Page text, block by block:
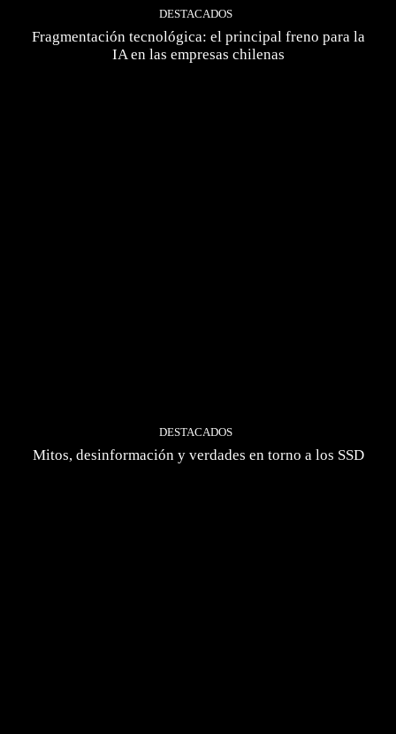
DESTACADOS
Fragmentación tecnológica: el principal freno para la
IA en las empresas chilenas
DESTACADOS
Mitos, desinformación y verdades en torno a los SSD